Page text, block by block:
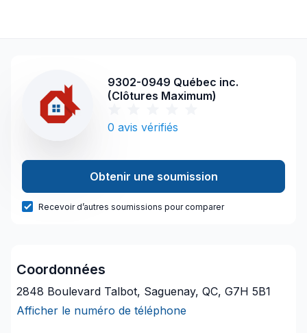
9302-0949 Québec inc.
(Clôtures Maximum)
0 avis vérifiés
Obtenir une soumission
Recevoir d’autres soumissions pour comparer
Coordonnées
2848 Boulevard Talbot, Saguenay, QC, G7H 5B1
Afficher le numéro de téléphone